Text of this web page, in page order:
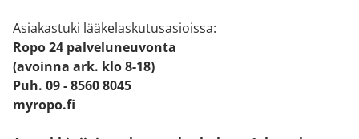
Asiakastuki lääkelaskutusasioissa:
Ropo 24 palveluneuvonta
(avoinna ark. klo 8-18)
Puh. 09 - 8560 8045
myropo.fi